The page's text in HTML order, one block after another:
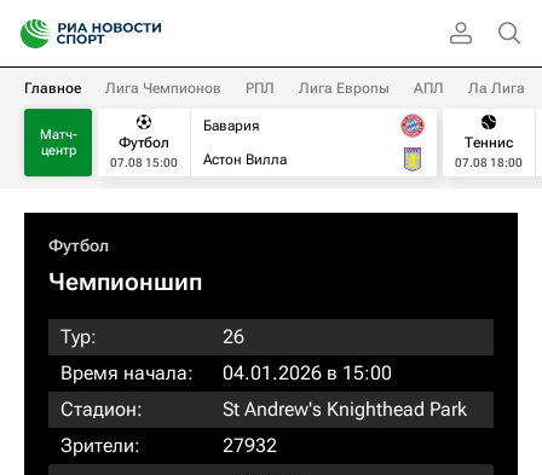
Главное Лига Чемпионов РПЛ Лига Европы АПЛ Ла Лига
Матч-
центр
Футбол
07.08 15:00
Бавария
Астон Вилла
Теннис
07.08 18:00
Футбол
Чемпионшип
Тур:
26
Время начала:
04.01.2026 в 15:00
Стадион:
St Andrew's Knighthead Park
Зрители:
27932